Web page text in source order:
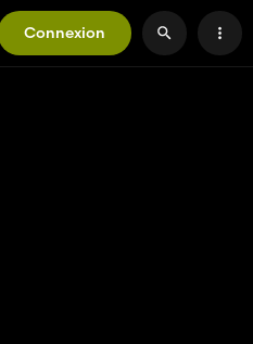
Connexion